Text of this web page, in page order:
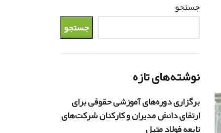
جستجو
جستجو
نوشته‌های تازه
برگزاری دوره‌های آموزشی حقوقی برای
ارتقای دانش مدیران و کارکنان شرکت‌های
تابعه فولاد متیل